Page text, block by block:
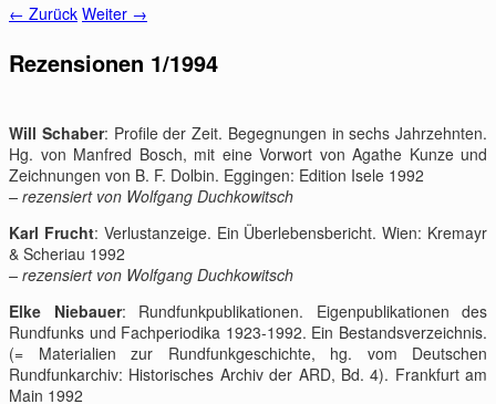
← Zurück Weiter →
Rezensionen 1/1994
Will Schaber: Profile der Zeit. Begegnungen in sechs Jahrzehnten.
Hg. von Manfred Bosch, mit eine Vorwort von Agathe Kunze und
Zeichnungen von B. F. Dolbin. Eggingen: Edition Isele 1992
– rezensiert von Wolfgang Duchkowitsch
Karl Frucht: Verlustanzeige. Ein Überlebensbericht. Wien: Kremayr
& Scheriau 1992
– rezensiert von Wolfgang Duchkowitsch
Elke Niebauer: Rundfunkpublikationen. Eigenpublikationen des
Rundfunks und Fachperiodika 1923-1992. Ein Bestandsverzeichnis.
(= Materialien zur Rundfunkgeschichte, hg. vom Deutschen
Rundfunkarchiv: Historisches Archiv der ARD, Bd. 4). Frankfurt am
Main 1992